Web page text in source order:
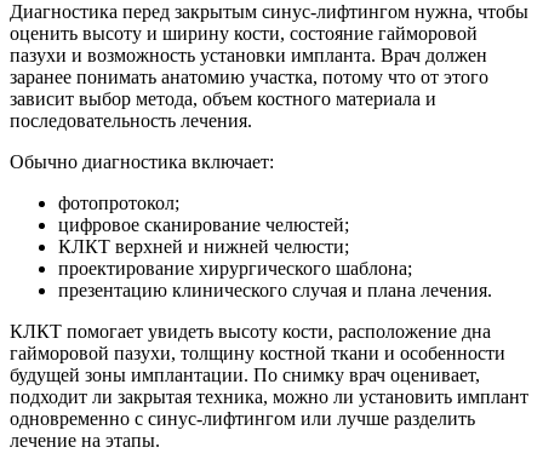
Диагностика перед закрытым синус-лифтингом нужна, чтобы
оценить высоту и ширину кости, состояние гайморовой
пазухи и возможность установки импланта. Врач должен
заранее понимать анатомию участка, потому что от этого
зависит выбор метода, объем костного материала и
последовательность лечения.
Обычно диагностика включает:
фотопротокол;
цифровое сканирование челюстей;
КЛКТ верхней и нижней челюсти;
проектирование хирургического шаблона;
презентацию клинического случая и плана лечения.
КЛКТ помогает увидеть высоту кости, расположение дна
гайморовой пазухи, толщину костной ткани и особенности
будущей зоны имплантации. По снимку врач оценивает,
подходит ли закрытая техника, можно ли установить имплант
одновременно с синус-лифтингом или лучше разделить
лечение на этапы.